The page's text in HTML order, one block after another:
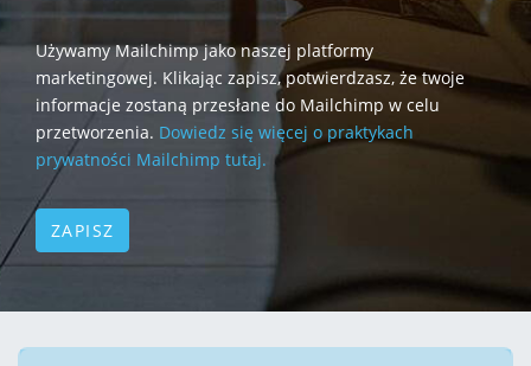
Używamy Mailchimp jako naszej platformy
marketingowej. Klikając zapisz, potwierdzasz, że twoje
informacje zostaną przesłane do Mailchimp w celu
przetworzenia. Dowiedz się więcej o praktykach
prywatności Mailchimp tutaj.